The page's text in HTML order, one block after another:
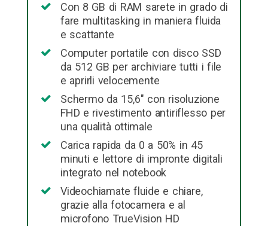
Con 8 GB di RAM sarete in grado di
fare multitasking in maniera fluida
e scattante
Computer portatile con disco SSD
da 512 GB per archiviare tutti i file
e aprirli velocemente
Schermo da 15,6″ con risoluzione
FHD e rivestimento antiriflesso per
una qualità ottimale
Carica rapida da 0 a 50% in 45
minuti e lettore di impronte digitali
integrato nel notebook
Videochiamate fluide e chiare,
grazie alla fotocamera e al
microfono TrueVision HD